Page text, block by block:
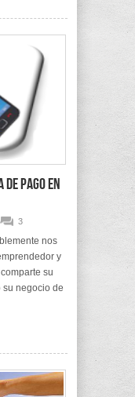
pago en
3
nos
y
su
negocio de